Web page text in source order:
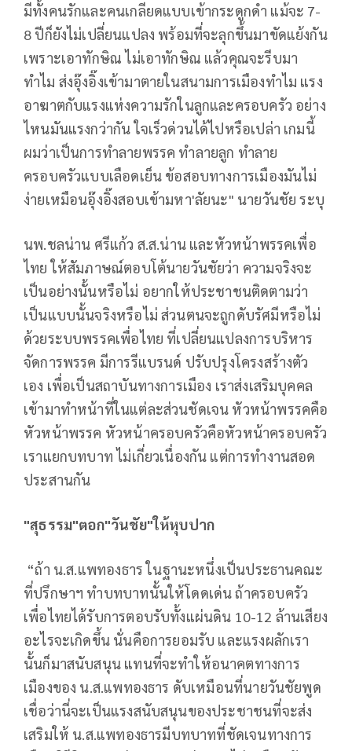
มีทั้งคนรักและคนเกลียดแบบเข้ากระดูกดำ แม้จะ 7-
8 ปีก็ยังไม่เปลี่ยนแปลง พร้อมที่จะลุกขึ้นมาขัดแย้งกัน
เพราะเอาทักษิณ ไม่เอาทักษิณ แล้วคุณจะรีบมา
ทำไม ส่งอุ๊งอิ๊งเข้ามาตายในสนามการเมืองทำไม แรง
อาฆาตกับแรงแห่งความรักในลูกและครอบครัว อย่าง
ไหนมันแรงกว่ากัน ใจเร็วด่วนได้ไปหรือเปล่า เกมนี้
ผมว่าเป็นการทำลายพรรค ทำลายลูก ทำลาย
ครอบครัวแบบเลือดเย็น ข้อสอบทางการเมืองมันไม่
ง่ายเหมือนอุ๊งอิ๊งสอบเข้ามหา'ลัยนะ" นายวันชัย ระบุ
นพ.ชลน่าน ศรีแก้ว ส.ส.น่าน และหัวหน้าพรรคเพื่อ
ไทย ให้สัมภาษณ์ตอบโต้นายวันชัยว่า ความจริงจะ
เป็นอย่างนั้นหรือไม่ อยากให้ประชาชนติดตามว่า
เป็นแบบนั้นจริงหรือไม่ ส่วนตนจะถูกดับรัศมีหรือไม่
ด้วยระบบพรรคเพื่อไทย ที่เปลี่ยนแปลงการบริหาร
จัดการพรรค มีการรีแบรนด์ ปรับปรุงโครงสร้างตัว
เอง เพื่อเป็นสถาบันทางการเมือง เราส่งเสริมบุคคล
เข้ามาทำหน้าที่ในแต่ละส่วนชัดเจน หัวหน้าพรรคคือ
หัวหน้าพรรค หัวหน้าครอบครัวคือหัวหน้าครอบครัว
เราแยกบทบาท ไม่เกี่ยวเนื่องกัน แต่การทำงานสอด
ประสานกัน
"สุธรรม"ตอก"วันชัย"ให้หุบปาก
“ถ้า น.ส.แพทองธาร ในฐานะหนึ่งเป็นประธานคณะ
ที่ปรึกษาฯ ทำบทบาทนั้นให้โดดเด่น ถ้าครอบครัว
เพื่อไทยได้รับการตอบรับทั้งแผ่นดิน 10-12 ล้านเสียง
อะไรจะเกิดขึ้น นั่นคือการยอมรับ และแรงผลักเรา
นั้นก็มาสนับสนุน แทนที่จะทำให้อนาคตทางการ
เมืองของ น.ส.แพทองธาร ดับเหมือนที่นายวันชัยพูด
เชื่อว่านี่จะเป็นแรงสนับสนุนของประชาชนที่จะส่ง
เสริมให้ น.ส.แพทองธารมีบทบาทที่ชัดเจนทางการ